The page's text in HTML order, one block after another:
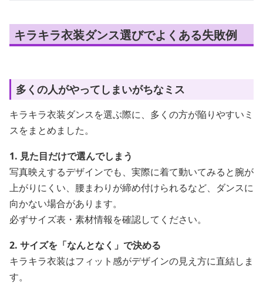
キラキラ衣装ダンス選びでよくある失敗例
多くの人がやってしまいがちなミス
キラキラ衣装ダンスを選ぶ際に、多くの方が陥りやすいミ
スをまとめました。
1. 見た目だけで選んでしまう
写真映えするデザインでも、実際に着て動いてみると腕が
上がりにくい、腰まわりが締め付けられるなど、ダンスに
向かない場合があります。
必ずサイズ表・素材情報を確認してください。
2. サイズを「なんとなく」で決める
キラキラ衣装はフィット感がデザインの見え方に直結しま
す。